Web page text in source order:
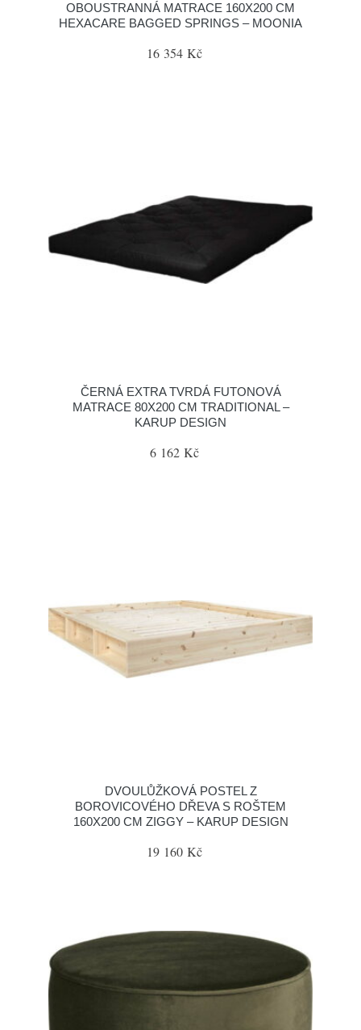
OBOUSTRANNÁ MATRACE 160X200 CM
HEXACARE BAGGED SPRINGS – MOONIA
16 354 Kč
ČERNÁ EXTRA TVRDÁ FUTONOVÁ
MATRACE 80X200 CM TRADITIONAL –
KARUP DESIGN
6 162 Kč
DVOULŮŽKOVÁ POSTEL Z
BOROVICOVÉHO DŘEVA S ROŠTEM
160X200 CM ZIGGY – KARUP DESIGN
19 160 Kč